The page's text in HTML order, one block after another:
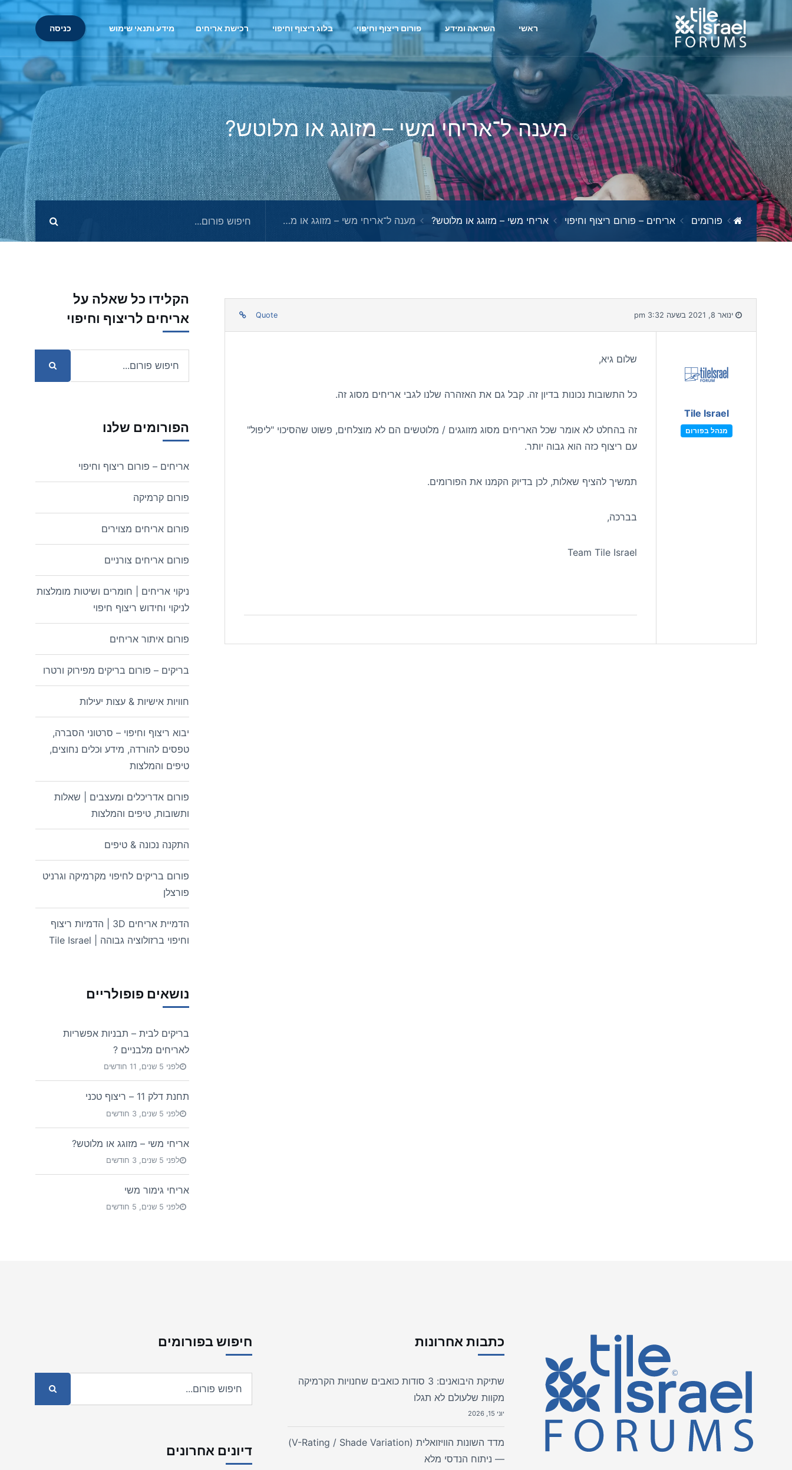
ראשי השראה ומידע פורום ריצוף וחיפוי בלוג ריצוף וחיפוי רכישת אריחים מידע ותנאי שימוש כניסה
מענה ל־אריחי משי – מזוגג או מלוטש?
פורומים אריחים – פורום ריצוף וחיפוי אריחי משי – מזוגג או מלוטש? מענה ל־אריחי משי – מזוגג או מלוטש?
ינואר 8, 2021 בשעה 3:32 pm Quote
Tile Israel
מנהל בפורום
שלום גיא,
כל התשובות נכונות בדיון זה. קבל גם את האזהרה שלנו לגבי אריחים מסוג זה.
זה בהחלט לא אומר שכל האריחים מסוג מזוגגים / מלוטשים הם לא מוצלחים, פשוט שהסיכוי "ליפול"
עם ריצוף כזה הוא גבוה יותר.
תמשיך להציף שאלות, לכן בדיוק הקמנו את הפורומים.
בברכה,
Team Tile Israel
הקלידו כל שאלה על
אריחים לריצוף וחיפוי
הפורומים שלנו
אריחים – פורום ריצוף וחיפוי
פורום קרמיקה
פורום אריחים מצוירים
פורום אריחים צורניים
ניקוי אריחים | חומרים ושיטות מומלצות
לניקוי וחידוש ריצוף חיפוי
פורום איתור אריחים
בריקים – פורום בריקים מפירוק ורטרו
חוויות אישיות & עצות יעילות
יבוא ריצוף וחיפוי – סרטוני הסברה,
טפסים להורדה, מידע וכלים נחוצים,
טיפים והמלצות
פורום אדריכלים ומעצבים | שאלות
ותשובות, טיפים והמלצות
התקנה נכונה & טיפים
פורום בריקים לחיפוי מקרמיקה וגרניט
פורצלן
הדמיית אריחים 3D | הדמיות ריצוף
וחיפוי ברזולוציה גבוהה | Tile Israel
נושאים פופולריים
בריקים לבית – תבניות אפשריות
לאריחים מלבניים ?
לפני 5 שנים, 11 חודשים
תחנת דלק 11 – ריצוף טכני
לפני 5 שנים, 3 חודשים
אריחי משי – מזוגג או מלוטש?
לפני 5 שנים, 3 חודשים
אריחי גימור משי
לפני 5 שנים, 5 חודשים
כתבות אחרונות
שתיקת היבואנים: 3 סודות כואבים שחנויות הקרמיקה
מקוות שלעולם לא תגלו
יוני 15, 2026
מדד השונות הוויזואלית (V-Rating / Shade Variation)
— ניתוח הנדסי מלא
חיפוש בפורומים
דיונים אחרונים